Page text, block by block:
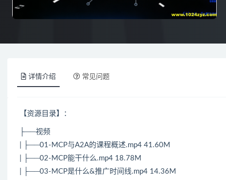
详情介绍 常见问题
【资源目录】：
├──视频
| ├──01-MCP与A2A的课程概述.mp4 41.60M
| ├──02-MCP能干什么.mp4 18.78M
| ├──03-MCP是什么&推广时间线.mp4 14.36M